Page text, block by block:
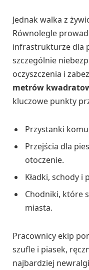
Jednak walka z
Równolegle
infrastrukturze dla
szczególnie
oczyszczenia i
metrów
kluczowe punkty
Przystanki
Przejścia dla
otoczenie.
Kładki, schody i
Chodniki, które
miasta.
Pracownicy ekip
szufle i piasek,
najbardziej